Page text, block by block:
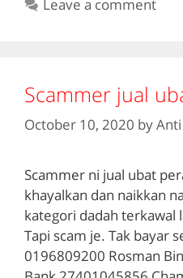
Leave a comment
Scammer jual
October 10, 2020 by
Scammer ni jual ubat
khayalkan dan naikkan
kategori dadah terkawal
Tapi scam je. Tak bayar
0196809200 Rosman